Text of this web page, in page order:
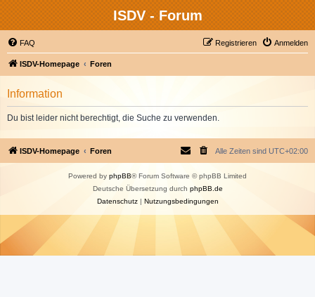
ISDV - Forum
FAQ Anmelden
Registrieren
ISDV-Homepage Foren
Information
Du bist leider nicht berechtigt, die Suche zu verwenden.
ISDV-Homepage Foren Alle Zeiten sind UTC+02:00
Powered by phpBB® Forum Software © phpBB Limited
Deutsche Übersetzung durch phpBB.de
Datenschutz| Nutzungsbedingungen